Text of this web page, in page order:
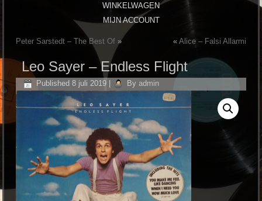
WINKELWAGEN
MIJN ACCOUNT
Peter Sarstedt – The Best Of » « Alice – Falsi Allarmi
Leo Sayer – Endless Flight
Published 8 juli 2019 By admin